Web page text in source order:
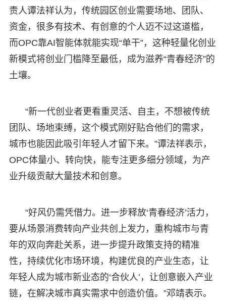
责人谭法祥认为，传统园区创业需要场地、团队、
资金，很多有技术、有创意的个人迈不过这道槛，
而OPC靠AI智能体就能实现“单干”，这种轻量化创业
新模式将创业门槛降至最低，成为滋养“青春经济”的
土壤。
“新一代创业者更看重灵活、自主，不想被传统
团队、场地束缚，这个模式刚好贴合他们的需求，
城市也能因此吸引年轻人才留下来。”谭法祥表示，
OPC体量小、转向快，能专注更多细分领域，为产
业升级贡献大量技术和创意。
“好风仍需凭借力。进一步释放‘青春经济’活力，
要从场景消费转向产业共创上发力，重构城市与青
年的双向奔赴关系，进一步提升政策支持的精准
性，持续优化市场环境，构建优良的产业生态，让
年轻人成为城市新业态的‘合伙人’，让创意嵌入产业
链，在解决城市真实需求中创造价值。”邓靖表示。